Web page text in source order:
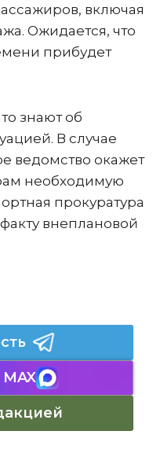
включая
Ожидается, что
прибудет
знают об
В случае
ведомство окажет
необходимую
прокуратура
внеплановой